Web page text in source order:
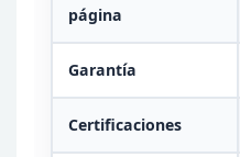
página
Garantía
Certificaciones